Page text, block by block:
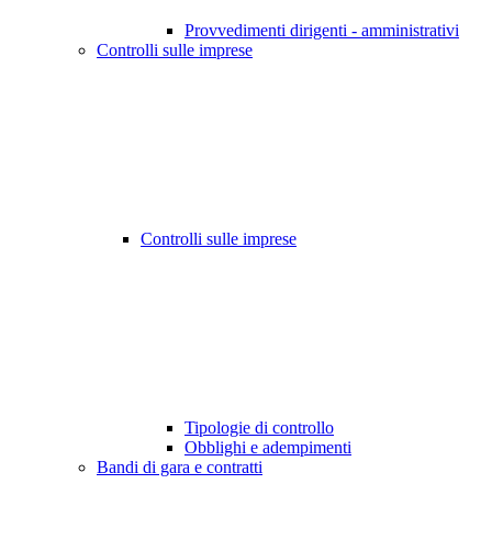
Provvedimenti dirigenti - amministrativi
Controlli sulle imprese
Controlli sulle imprese
Tipologie di controllo
Obblighi e adempimenti
Bandi di gara e contratti